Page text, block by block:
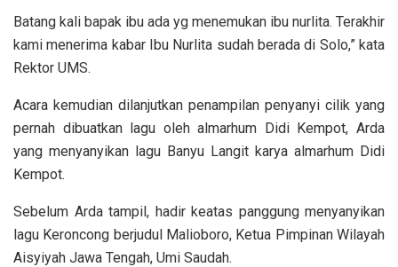
Batang kali bapak ibu ada yg menemukan ibu nurlita. Terakhir
kami menerima kabar Ibu Nurlita sudah berada di Solo,” kata
Rektor UMS.
Acara kemudian dilanjutkan penampilan penyanyi cilik yang
pernah dibuatkan lagu oleh almarhum Didi Kempot, Arda
yang menyanyikan lagu Banyu Langit karya almarhum Didi
Kempot.
Sebelum Arda tampil, hadir keatas panggung menyanyikan
lagu Keroncong berjudul Malioboro, Ketua Pimpinan Wilayah
Aisyiyah Jawa Tengah, Umi Saudah.